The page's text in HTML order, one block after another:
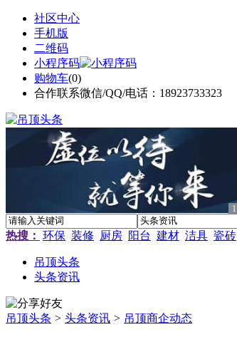
社区中心
手机版
二维码
小程序码
购物车(0)
合作联系微信/QQ/电话：18923733323
1
热搜： 环保 装修 厨房 阳台 建材 洁具 瓷砖
吊顶头条
头条资讯
吊顶头条 > 头条资讯 > 吊顶商企动态